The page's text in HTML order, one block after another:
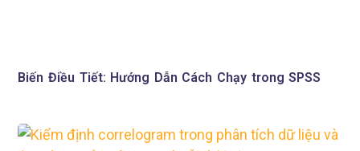
Biến Điều Tiết: Hướng Dẫn Cách Chạy trong SPSS